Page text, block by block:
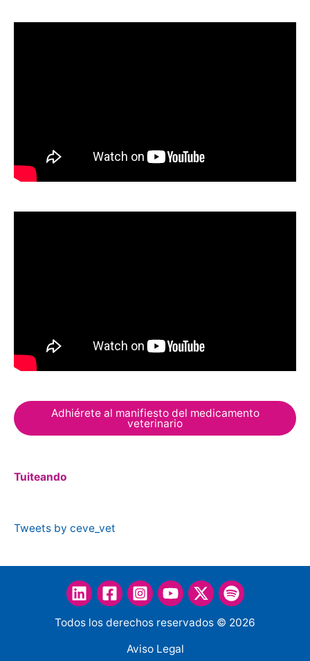
Adhiérete al manifiesto del medicamento
veterinario
Tuiteando
Tweets by ceve_vet
Todos los derechos reservados © 2026
Aviso Legal